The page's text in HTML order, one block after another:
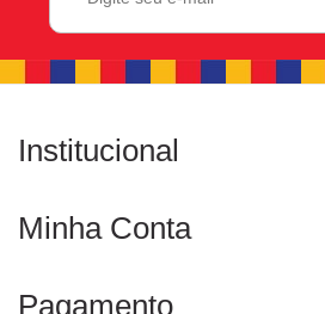
Institucional
Minha Conta
Pagamento